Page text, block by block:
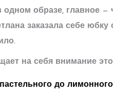
образе, главное
заказала себе
на себя внимание
до